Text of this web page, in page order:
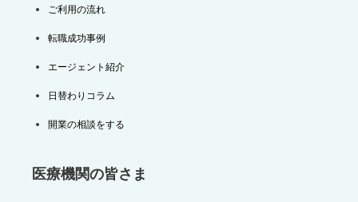
ご利用の流れ
転職成功事例
エージェント紹介
日替わりコラム
開業の相談をする
医療機関の皆さま